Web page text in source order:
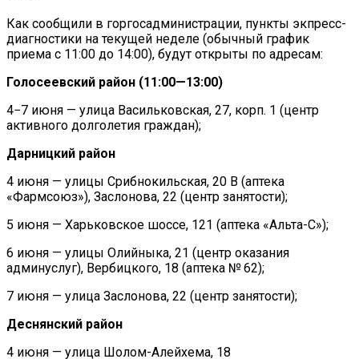
На Выходных
Как сообщили в горгосадминистрации, пункты экпресс-
диагностики на текущей неделе (обычный график
приема с 11:00 до 14:00), будут открыты по адресам:
Голосеевский район (11:00—13:00)
4−7 июня — улица Васильковская, 27, корп. 1 (центр
активного долголетия граждан);
Дарницкий район
4 июня — улицы Срибнокильская, 20 В (аптека
«Фармсоюз»), Заслонова, 22 (центр занятости);
5 июня — Харьковское шоссе, 121 (аптека «Альта-С»);
6 июня — улицы Олийныка, 21 (центр оказания
админуслуг), Вербицкого, 18 (аптека № 62);
7 июня — улица Заслонова, 22 (центр занятости);
Деснянский район
4 июня — улица Шолом-Алейхема, 18